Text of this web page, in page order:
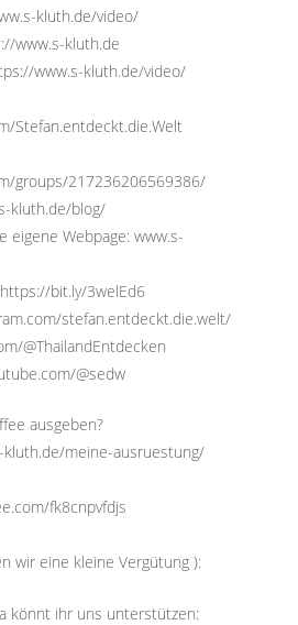
kluth.de/video/
www.s-kluth.de
www.s-kluth.de/video/
Stefan.entdeckt.die.Welt
groups/217236206569386/
kluth.de/blog/
eigene Webpage: www.s-
bit.ly/3welEd6
stefan.entdeckt.die.welt/
@ThailandEntdecken
@sedw
ausgeben?
kluth.de/meine-ausruestung/
fk8cnpvfdjs
wir eine kleine Vergütung ):
könnt ihr uns unterstützen: